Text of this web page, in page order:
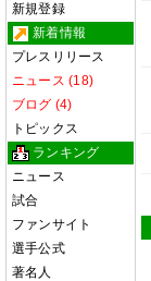
新規登録
新着情報
プレスリリース
ニュース (18)
ブログ (4)
トピックス
ランキング
ニュース
試合
ファンサイト
選手公式
著名人